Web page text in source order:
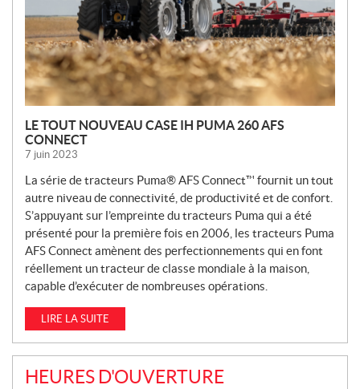
E
LE TOUT NOUVEAU CASE IH PUMA 260 AFS
CONNECT
7 juin 2023
La série de tracteurs Puma® AFS Connect™ fournit un tout
autre niveau de connectivité, de productivité et de confort.
S’appuyant sur l’empreinte du tracteurs Puma qui a été
présenté pour la première fois en 2006, les tracteurs Puma
AFS Connect amènent des perfectionnements qui en font
réellement un tracteur de classe mondiale à la maison,
capable d’exécuter de nombreuses opérations.
LIRE LA SUITE
HEURES D'OUVERTURE